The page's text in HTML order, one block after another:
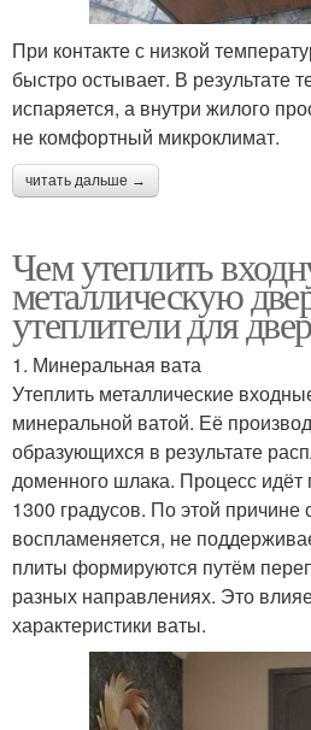
При контакте с низкой
быстро остывает. В результате
испаряется, а внутри жилого
не комфортный микроклимат.
читать дальше →
Чем утеплить
металлическую
утеплители для
1. Минеральная вата
Утеплить металлические
минеральной ватой. Её
образующихся в результате
доменного шлака. Процесс идёт
1300 градусов. По этой
воспламеняется, не
плиты формируются путём
разных направлениях. Это
характеристики ваты.